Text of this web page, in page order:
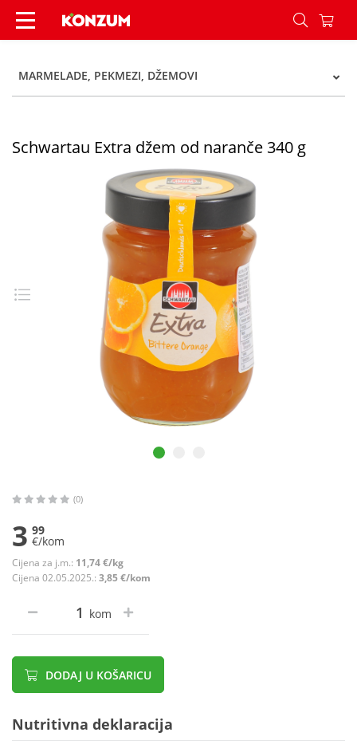
Schwartau Extra džem od naranče 340 g -
MARMELADE, PEKMEZI, DŽEMOVI
Schwartau Extra džem od naranče 340 g
(0)
3 99
€/kom
Cijena za j.m.: 11,74 €/kg
Cijena 02.05.2025.: 3,85 €/kom
kom
DODAJ U KOŠARICU
Nutritivna deklaracija